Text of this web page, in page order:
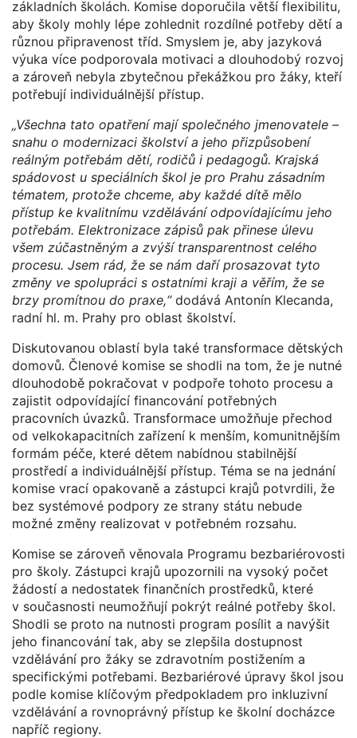
základních školách. Komise doporučila větší flexibilitu,
aby školy mohly lépe zohlednit rozdílné potřeby dětí a
různou připravenost tříd. Smyslem je, aby jazyková
výuka více podporovala motivaci a dlouhodobý rozvoj
a zároveň nebyla zbytečnou překážkou pro žáky, kteří
potřebují individuálnější přístup.
„Všechna tato opatření mají společného jmenovatele –
snahu o modernizaci školství a jeho přizpůsobení
reálným potřebám dětí, rodičů i pedagogů. Krajská
spádovost u speciálních škol je pro Prahu zásadním
tématem, protože chceme, aby každé dítě mělo
přístup ke kvalitnímu vzdělávání odpovídajícímu jeho
potřebám. Elektronizace zápisů pak přinese úlevu
všem zúčastněným a zvýší transparentnost celého
procesu. Jsem rád, že se nám daří prosazovat tyto
změny ve spolupráci s ostatními kraji a věřím, že se
brzy promítnou do praxe,“dodává Antonín Klecanda,
radní hl. m. Prahy pro oblast školství.
Diskutovanou oblastí byla také transformace dětských
domovů. Členové komise se shodli na tom, že je nutné
dlouhodobě pokračovat v podpoře tohoto procesu a
zajistit odpovídající financování potřebných
pracovních úvazků. Transformace umožňuje přechod
od velkokapacitních zařízení k menším, komunitnějším
formám péče, které dětem nabídnou stabilnější
prostředí a individuálnější přístup. Téma se na jednání
komise vrací opakovaně a zástupci krajů potvrdili, že
bez systémové podpory ze strany státu nebude
možné změny realizovat v potřebném rozsahu.
Komise se zároveň věnovala Programu bezbariérovosti
pro školy. Zástupci krajů upozornili na vysoký počet
žádostí a nedostatek finančních prostředků, které
v současnosti neumožňují pokrýt reálné potřeby škol.
Shodli se proto na nutnosti program posílit a navýšit
jeho financování tak, aby se zlepšila dostupnost
vzdělávání pro žáky se zdravotním postižením a
specifickými potřebami. Bezbariérové úpravy škol jsou
podle komise klíčovým předpokladem pro inkluzivní
vzdělávání a rovnoprávný přístup ke školní docházce
napříč regiony.